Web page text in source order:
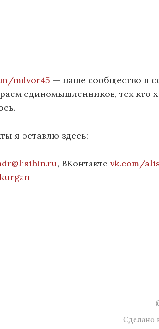
mdvor45 — наше сообщество в
единомышленников, тех кто
я оставлю здесь:
, ВКонтакте vk.com/
Сделано